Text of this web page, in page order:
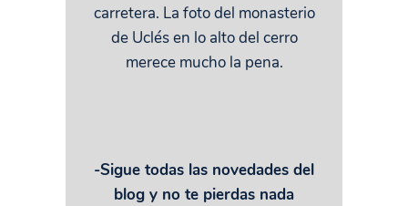
carretera. La foto del monasterio
de Uclés en lo alto del cerro
merece mucho la pena.
-Sigue todas las novedades del
blog y no te pierdas nada